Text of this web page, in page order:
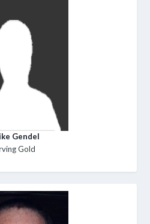
Gendel
Gold